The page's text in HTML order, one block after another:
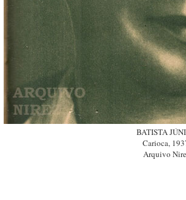
BATISTA
Carioca,
Arquivo